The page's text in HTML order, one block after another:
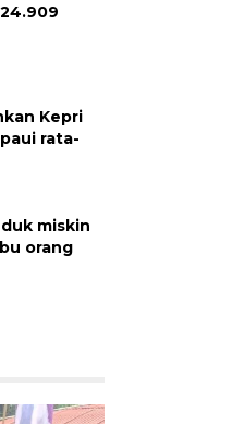
Kepri
rata-
miskin
orang